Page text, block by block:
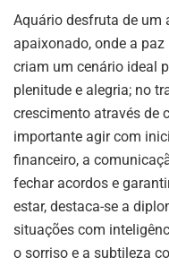
Aquário desfruta de um
apaixonado, onde a
criam um cenário ideal
plenitude e alegria; no
crescimento através de
importante agir com
financeiro, a
fechar acordos e
estar, destaca-se a
situações com
o sorriso e a subtileza